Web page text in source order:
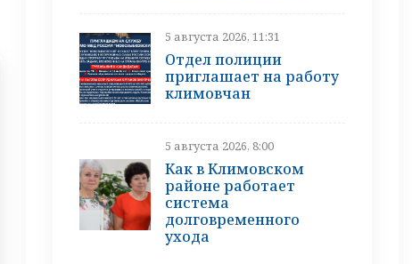
5 августа 2026, 11:31
Отдел полиции
приглашает на работу
климовчан
5 августа 2026, 8:00
Как в Климовском
районе работает
система
долговременного
ухода